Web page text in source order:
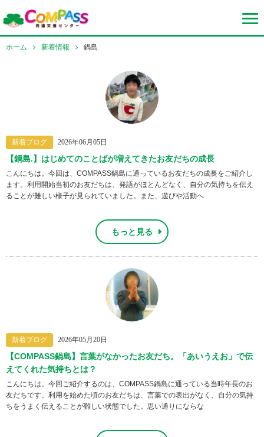
ホーム 新着情報 鍋島
新着ブログ 2026年06月05日
【鍋島.】はじめてのことばが増えてきたお友だちの成長
こんにちは。今回は、COMPASS鍋島に通っているお友だちの成長をご紹介し
ます。利用開始当初のお友だちは、発語がほとんどなく、自分の気持ちを伝え
ることが難しい様子が見られていました。また、遊びや活動へ
もっと見る
新着ブログ 2026年05月20日
【COMPASS鍋島】言葉がなかったお友だち。「あいうえお」で伝
えてくれた気持ちとは？
こんにちは。今回ご紹介するのは、COMPASS鍋島に通っている当時年長のお
友だちです。利用を始めた頃のお友だちは、言葉での表出がなく、自分の気持
ちをうまく伝えることが難しい状態でした。思い通りにならな